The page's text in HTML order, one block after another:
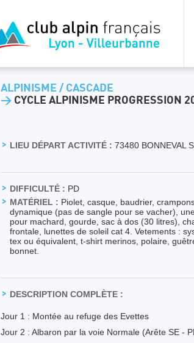
ALPINISME / CASCADE
> CYCLE ALPINISME PROGRESSION
LIEU DÉPART ACTIVITÉ : 73480 BONNEVAL
DIFFICULTÉ : PD
MATÉRIEL : Piolet, casque, baudrier,
dynamique (pas de sangle pour se vacher),
pour machard, gourde, sac à dos (30 litres),
frontale, lunettes de soleil cat 4. Vetements :
tex ou équivalent, t-shirt merinos, polaire,
bonnet.
DESCRIPTION COMPLÈTE :
Jour 1 : Montée au refuge des Evettes
Jour 2 : Albaron par la voie Normale (Arête SE -